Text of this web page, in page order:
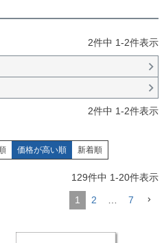
2件中 1-2件表示
2件中 1-2件表示
価格が高い順 新着順
129件中 1-20件表示
1 2 … 7